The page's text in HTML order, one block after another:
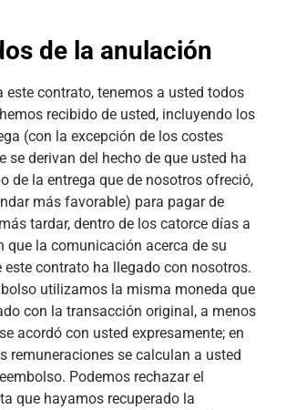
de la anulación
este contrato, tenemos a usted todos
recibido de usted, incluyendo los
(con la excepción de los costes
se derivan del hecho de que usted ha
de la entrega que de nosotros ofreció,
más favorable) para pagar de
tardar, dentro de los catorce días a
que la comunicación acerca de su
este contrato ha llegado con nosotros.
utilizamos la misma moneda que
con la transacción original, a menos
acordó con usted expresamente; en
remuneraciones se calculan a usted
Podemos rechazar el
que hayamos recuperado la